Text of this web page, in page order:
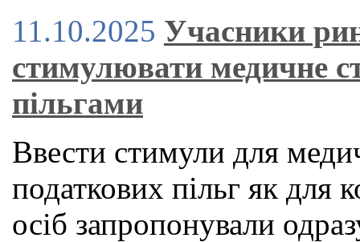
11.10.2025 Учасники
стимулювати медичне
пільгами
Ввести стимули для
податкових пільг як для
осіб запропонували